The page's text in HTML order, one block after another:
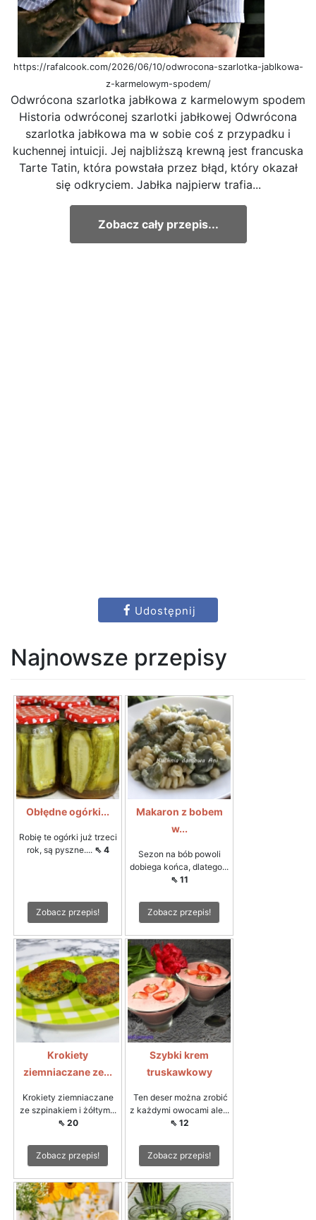
https://rafalcook.com/2026/06/10/odwrocona-szarlotka-jablkowa-
z-karmelowym-spodem/
Odwrócona szarlotka jabłkowa z karmelowym spodem
Historia odwróconej szarlotki jabłkowej Odwrócona
szarlotka jabłkowa ma w sobie coś z przypadku i
kuchennej intuicji. Jej najbliższą krewną jest francuska
Tarte Tatin, która powstała przez błąd, który okazał
się odkryciem. Jabłka najpierw trafia...
Zobacz cały przepis...
Udostępnij
Najnowsze przepisy
Obłędne ogórki...
Robię te ogórki już trzeci
rok, są pyszne.... ⇖ 4
Zobacz przepis!
Makaron z bobem
w...
Sezon na bób powoli
dobiega końca, dlatego...
⇖ 11
Zobacz przepis!
Krokiety
ziemniaczane ze...
Krokiety ziemniaczane
ze szpinakiem i żółtym...
⇖ 20
Zobacz przepis!
Szybki krem
truskawkowy
Ten deser można zrobić
z każdymi owocami ale...
⇖ 12
Zobacz przepis!